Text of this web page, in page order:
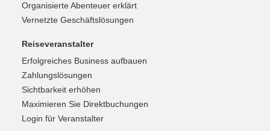
Organisierte Abenteuer erklärt
Vernetzte Geschäftslösungen
Reiseveranstalter
Erfolgreiches Business aufbauen
Zahlungslösungen
Sichtbarkeit erhöhen
Maximieren Sie Direktbuchungen
Login für Veranstalter